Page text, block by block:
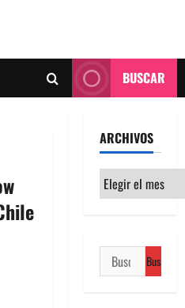
BUSCAR
ARCHIVOS
Archivos
Buscar: